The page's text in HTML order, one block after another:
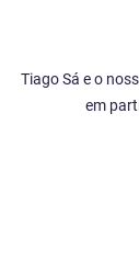
Tiago Sá e o
em